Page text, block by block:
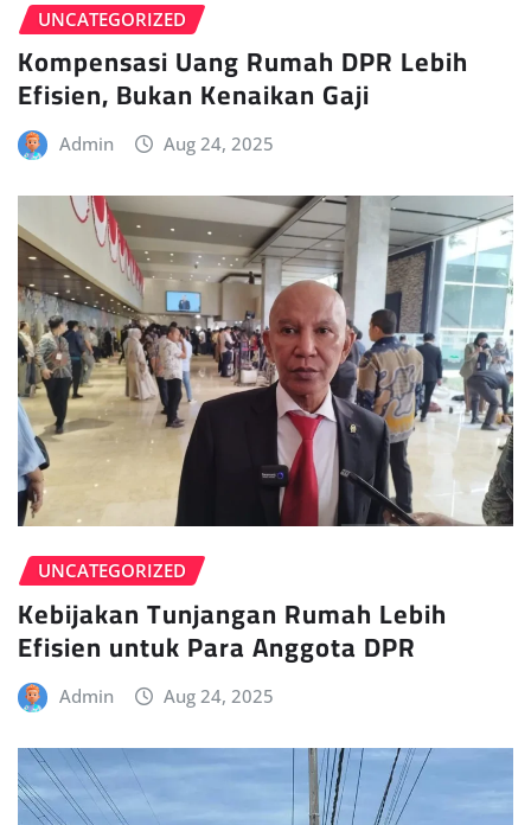
UNCATEGORIZED
Kompensasi Uang Rumah DPR Lebih
Efisien, Bukan Kenaikan Gaji
Admin Aug 24, 2025
UNCATEGORIZED
Kebijakan Tunjangan Rumah Lebih
Efisien untuk Para Anggota DPR
Admin Aug 24, 2025